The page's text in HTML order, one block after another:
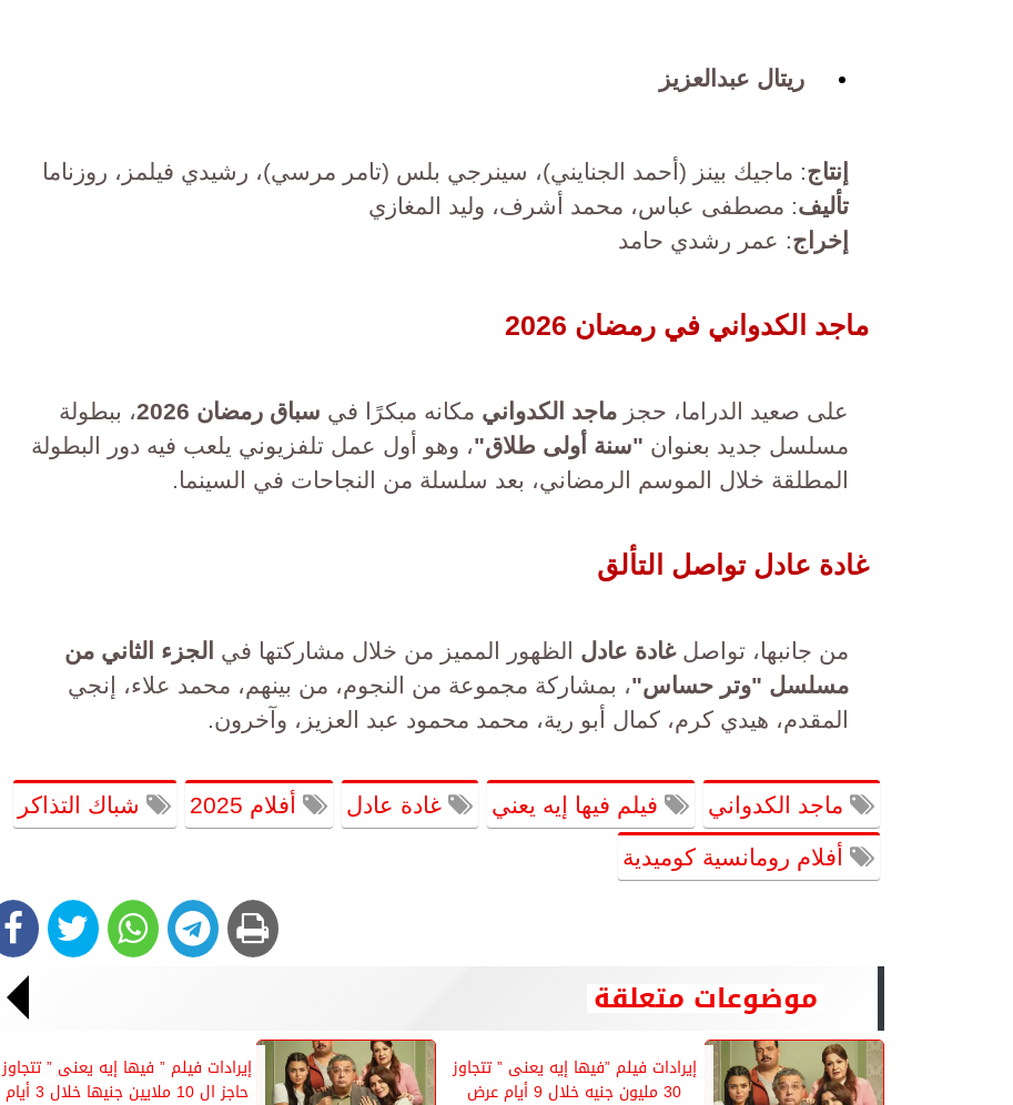
ريتال عبدالعزيز
إنتاج: ماجيك بينز (أحمد الجنايني)، سينرجي بلس (تامر مرسي)، رشيدي فيلمز، روزناما
تأليف: مصطفى عباس، محمد أشرف، وليد المغازي
إخراج: عمر رشدي حامد
ماجد الكدواني في رمضان 2026
على صعيد الدراما، حجزماجد الكدواني مكانه مبكرًا في سباق رمضان 2026
، ببطولة
مسلسل جديد بعنوان "سنة أولى طلاق"، وهو أول عمل تلفزيوني يلعب فيه دور البطولة
المطلقة خلال الموسم الرمضاني، بعد سلسلة من النجاحات في السينما.
غادة عادل تواصل التألق
من جانبها، تواصلغادة عادل الظهور المميز من خلال مشاركتها في الجزء الثاني من
مسلسل "وتر حساس"، بمشاركة مجموعة من النجوم، من بينهم، محمد علاء، إنجي
المقدم، هيدي كرم، كمال أبو رية، محمد محمود عبد العزيز، وآخرون.
ماجد الكدواني فيلم فيها إيه يعني غادة عادل أفلام 2025 شباك التذاكر
أفلام رومانسية كوميدية
موضوعات متعلقة
إيرادات فيلم ”فيها إيه يعنى ” تتجاوز
30 مليون جنيه خلال 9 أيام عرض
إيرادات فيلم ” فيها إيه يعنى ” تتجاوز
حاجز ال 10 ملايين جنيها خلال 3 أيام